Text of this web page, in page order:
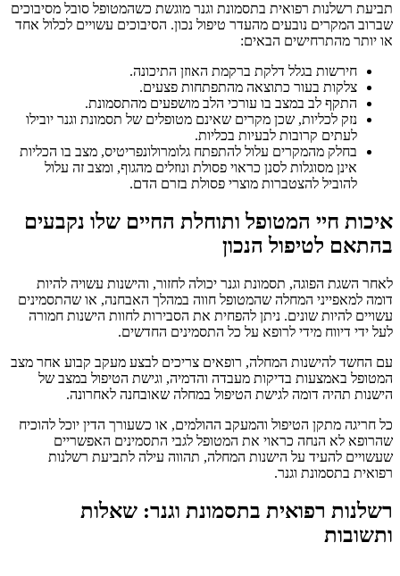
תביעת רשלנות רפואית בתסמונת וגנר מוגשת כשהמטופל סובל מסיבוכים
שברוב המקרים נובעים מהעדר טיפול נכון. הסיבוכים עשויים לכלול אחד
או יותר מהתרחישים הבאים:
חירשות בגלל דלקת ברקמת האוזן התיכונה.
צלקות בעור כתוצאה מהתפתחות פצעים.
התקף לב במצב בו עורכי הלב מושפעים מהתסמונת.
נזק לכליות, שכן מקרים שאינם מטופלים של תסמונת וגנר יובילו
לעתים קרובות לבעיות בכליות.
בחלק מהמקרים עלול להתפתח גלומרולונפריטיס, מצב בו הכליות
אינן מסוגלות לסנן כראוי פסולת ונוזלים מהגוף, ומצב זה עלול
להוביל להצטברות מוצרי פסולת בזרם הדם.
איכות חיי המטופל ותוחלת החיים שלו נקבעים
בהתאם לטיפול הנכון
לאחר השגת הפוגה, תסמונת וגנר יכולה לחזור, והישנות עשויה להיות
דומה למאפייני המחלה שהמטופל חווה במהלך האבחנה, או שהתסמינים
עשויים להיות שונים. ניתן להפחית את הסבירות לחוות הישנות חמורה
לעל ידי דיווח מידי לרופא על כל התסמינים החדשים.
עם החשד להישנות המחלה, רופאים צריכים לבצע מעקב קבוע אחר מצב
המטופל באמצעות בדיקות מעבדה והדמיה, וגישת הטיפול במצב של
הישנות תהיה דומה לגישת הטיפול במחלה שאובחנה לאחרונה.
כל חריגה מתקן הטיפול והמעקב ההולמים, או כשעורך הדין יוכל להוכיח
שהרופא לא הנחה כראוי את המטופל לגבי התסמינים האפשריים
שעשויים להעיד על הישנות המחלה, תהווה עילה לתביעת רשלנות
רפואית בתסמונת וגנר.
רשלנות רפואית בתסמונת וגנר: שאלות
ותשובות